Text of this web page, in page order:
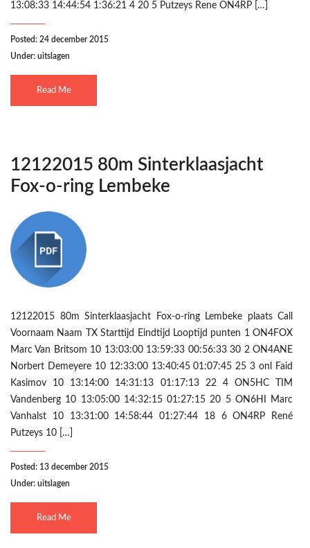
13:08:33 14:44:54 1:36:21 4 20 5 Putzeys Rene ON4RP […]
Posted: 24 december 2015
Under: uitslagen
Read Me
12122015 80m Sinterklaasjacht
Fox-o-ring Lembeke
12122015 80m Sinterklaasjacht Fox-o-ring Lembeke plaats Call
Voornaam Naam TX Starttijd Eindtijd Looptijd punten 1 ON4FOX
Marc Van Britsom 10 13:03:00 13:59:33 00:56:33 30 2 ON4ANE
Norbert Demeyere 10 12:33:00 13:40:45 01:07:45 25 3 onl Faid
Kasimov 10 13:14:00 14:31:13 01:17:13 22 4 ON5HC TIM
Vandenberg 10 13:05:00 14:32:15 01:27:15 20 5 ON6HI Marc
Vanhalst 10 13:31:00 14:58:44 01:27:44 18 6 ON4RP René
Putzeys 10 […]
Posted: 13 december 2015
Under: uitslagen
Read Me